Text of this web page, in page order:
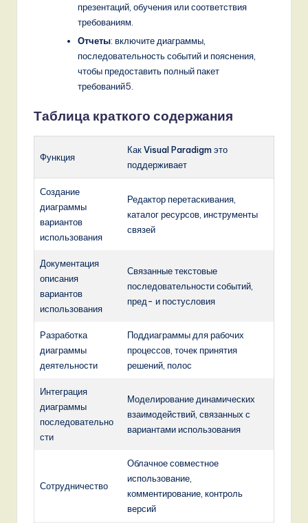
презентаций, обучения или соответствия
требованиям.
Отчеты: включите диаграммы,
последовательность событий и пояснения,
чтобы предоставить полный пакет
требований5
Таблица краткого содержания
Функция
Как Visual Paradigm это
поддерживает
Создание
диаграммы
вариантов
использования
Редактор перетаскивания,
каталог ресурсов, инструменты
связей
Документация
описания
вариантов
использования
Связанные текстовые
последовательности событий,
пред- и постусловия
Разработка
диаграммы
деятельности
Поддиаграммы для рабочих
процессов, точек принятия
решений, полос
Интеграция
диаграммы
последовательно
сти
Моделирование динамических
взаимодействий, связанных с
вариантами использования
Сотрудничество
Облачное совместное
использование,
комментирование, контроль
версий